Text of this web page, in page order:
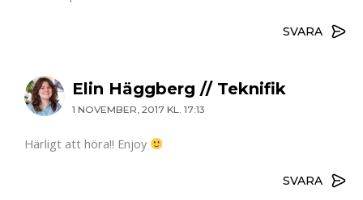
SVARA
Elin Häggberg // Teknifik
1 NOVEMBER, 2017 KL. 17:13
Härligt att höra!! Enjoy
SVARA